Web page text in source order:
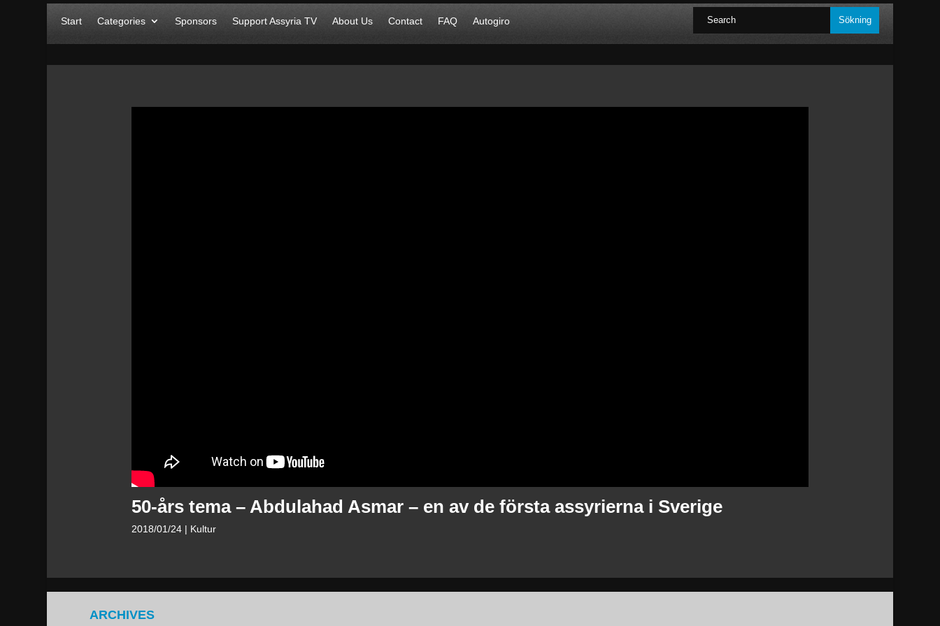
Start Categories Sponsors Support Assyria TV About Us Contact FAQ Autogiro
50-års tema – Abdulahad Asmar – en av de första assyrierna i Sverige
2018/01/24 | Kultur
ARCHIVES